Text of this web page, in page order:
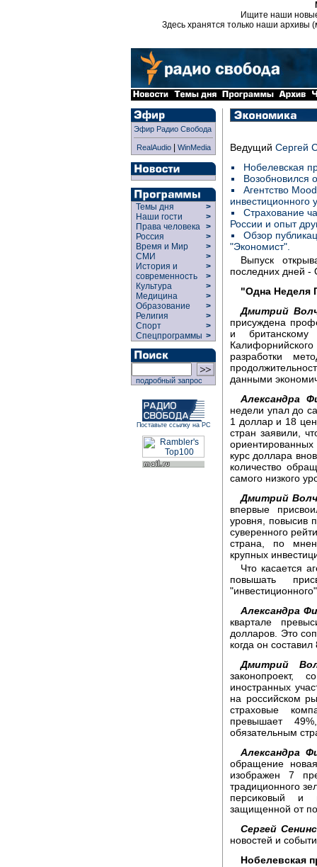
Ищите наши
Здесь хранятся только наши архивы
Эфир Радио Свобода
RealAudio| WinMedia
Темы дня
>
Наши гости
>
Права человека >
Россия
>
Время и Мир
>
СМИ
>
История и
современность
>
>
Культура
>
Медицина
>
Образование
>
Религия
>
Спорт
>
Спецпрограммы >
подробный запрос
Поставьте ссылку на РС
Ведущий Сергей
Нобелевская
Возобновился
Агентство
инвестиционного
Страхование
России и опыт
Обзор
"Экономист".
Выпуск
последних дней -
"Одна Неделя
Дмитрий
присуждена
и британскому
разработки
данными
Александра
недели упал до
1 доллар и 18
стран заявили,
ориентированных
курс доллара
количество
самого низкого
Дмитрий
впервые
уровня, повысив
суверенного
страна, по
крупных
Что касается
повышать
Александра
квартале
долларов. Это
когда он
Дмитрий
законопроект,
иностранных
на российском
страховые
превышает
обязательным
Александра
обращение
изображен 7
традиционного
персиковый и
защищенной от
Сергей
новостей и
Нобелевская